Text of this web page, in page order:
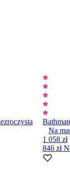
Na
1 058 zł
846 zł